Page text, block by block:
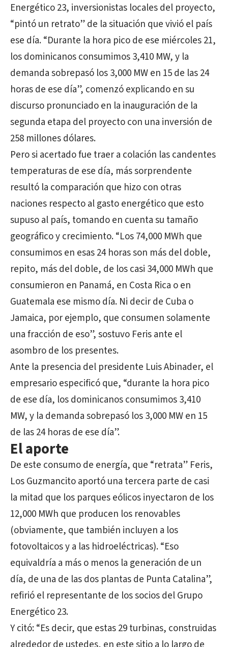
Energético 23, inversionistas locales del proyecto,
“pintó un retrato” de la situación que vivió el país
ese día. “Durante la hora pico de ese miércoles 21,
los dominicanos consumimos 3,410 MW, y la
demanda sobrepasó los 3,000 MW en 15 de las 24
horas de ese día”, comenzó explicando en su
discurso pronunciado en la inauguración de la
segunda etapa del proyecto con una inversión de
258 millones dólares.
Pero si acertado fue traer a colación las candentes
temperaturas de ese día, más sorprendente
resultó la comparación que hizo con otras
naciones respecto al gasto energético que esto
supuso al país, tomando en cuenta su tamaño
geográfico y crecimiento. “Los 74,000 MWh que
consumimos en esas 24 horas son más del doble,
repito, más del doble, de los casi 34,000 MWh que
consumieron en Panamá, en Costa Rica o en
Guatemala ese mismo día. Ni decir de Cuba o
Jamaica, por ejemplo, que consumen solamente
una fracción de eso”, sostuvo Feris ante el
asombro de los presentes.
Ante la presencia del presidente Luis Abinader, el
empresario especificó que, “durante la hora pico
de ese día, los dominicanos consumimos 3,410
MW, y la demanda sobrepasó los 3,000 MW en 15
de las 24 horas de ese día”.
El aporte
De este consumo de energía, que “retrata” Feris,
Los Guzmancito aportó una tercera parte de casi
la mitad que los parques eólicos inyectaron de los
12,000 MWh que producen los renovables
(obviamente, que también incluyen a los
fotovoltaicos y a las hidroeléctricas). “Eso
equivaldría a más o menos la generación de un
día, de una de las dos plantas de Punta Catalina”,
refirió el representante de los socios del Grupo
Energético 23.
Y citó: “Es decir, que estas 29 turbinas, construidas